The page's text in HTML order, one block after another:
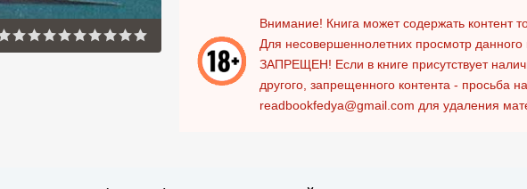
Внимание! Книга может содержать контент
Для несовершеннолетних просмотр данного
ЗАПРЕЩЕН! Если в книге присутствует
другого, запрещенного контента - просьба
readbookfedya@gmail.com для удаления